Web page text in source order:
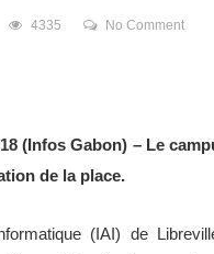
4335 No Comment
(Infos Gabon) – Le
de la place.
(IAI) de